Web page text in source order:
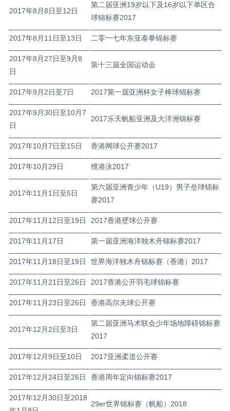
2017年8月8日至12日
第二届亚洲19岁以下及16岁以下单区合
球锦标赛2017
2017年8月11日至13日 二零一七年东亚泰拳锦标赛
2017年8月27日至9月8
日
第十三届全国运动会
2017年9月2日至7日 2017第一届亚洲杯女子棒球锦标赛
2017年9月30日至10月7
日
2017乐天帆船亚洲及大洋洲锦标赛
2017年10月7日至15日 香港网球公开赛2017
2017年10月29日 维港泳2017
2017年11月1日至5日
第六届亚洲青少年（U19）男子垒球锦标
赛2017
2017年11月12日至19日 2017香港壁球公开赛
2017年11月17日 第一届亚洲海洋独木舟锦标赛2017
2017年11月18日至19日 世界海洋独木舟锦标赛（香港）2017
2017年11月21日至26日 2017香港公开羽毛球锦标赛
2017年11月23日至26日 香港高尔夫球公开赛
2017年12月2日至3日
第二届亚洲马术联会少年场地障碍锦标赛
2017
2017年12月9日至10日 2017亚洲柔道公开赛
2017年12月24日至26日 香港周年定向锦标赛2017
2017年12月30日至2018
29er世界锦标赛（帆船）2018